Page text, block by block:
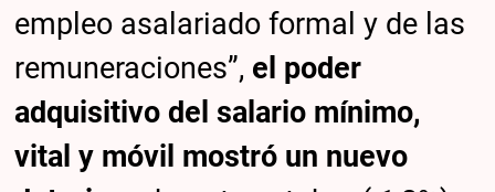
empleo asalariado formal y de las
remuneraciones”, el poder
adquisitivo del salario mínimo,
vital y móvil mostró un nuevo